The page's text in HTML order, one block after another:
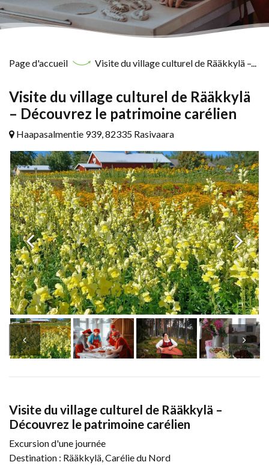
Page d'accueil Visite du village culturel de Rääkkylä –...
Visite du village culturel de Rääkkylä
– Découvrez le patrimoine carélien
Haapasalmentie 939, 82335 Rasivaara
Visite du village culturel de Rääkkylä –
Découvrez le patrimoine carélien
Excursion d'une journée
Destination : Rääkkylä, Carélie du Nord